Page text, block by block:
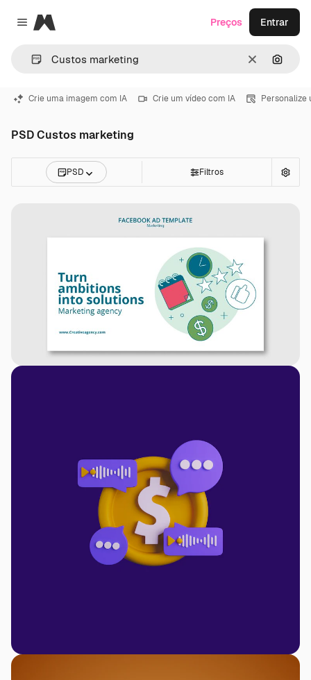
Close menu
Magnific
Limpar
Preços Entrar
Crie uma imagem com IA Crie um vídeo com IA Personalize
PSD Custos marketing
PSD Filtros